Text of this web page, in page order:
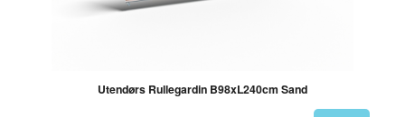
Utendørs Rullegardin B98xL240cm Sand